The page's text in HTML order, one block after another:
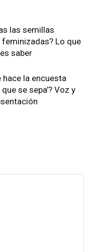
las semillas
Lo que
saber
hace la encuesta
se sepa’? Voz y